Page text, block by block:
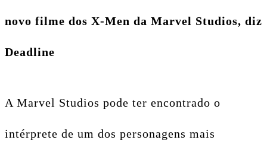
novo filme dos X-Men da Marvel Studios, diz
Deadline
A Marvel Studios pode ter encontrado o
intérprete de um dos personagens mais